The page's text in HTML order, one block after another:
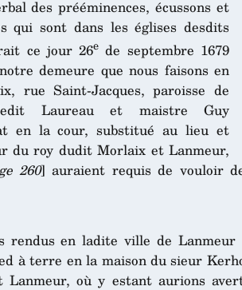
des prééminences, écussons et
qui sont dans les églises desdits
ce jour 26e de septembre 1679
demeure que nous faisons en
rue Saint-Jacques, paroisse de
Laureau et maistre Guy
en la cour, substitué au lieu et
du roy dudit Morlaix et Lanmeur,
260] auraient requis de vouloir
rendus en ladite ville de
à terre en la maison du sieur
Lanmeur, où y estant aurions